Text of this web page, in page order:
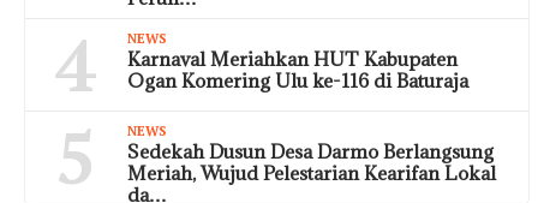
4 NEWS
Karnaval Meriahkan HUT Kabupaten
Ogan Komering Ulu ke-116 di Baturaja
5 NEWS
Sedekah Dusun Desa Darmo Berlangsung
Meriah, Wujud Pelestarian Kearifan Lokal
da…